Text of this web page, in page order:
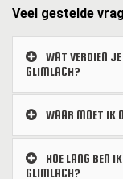
Veel gestelde
WAT VERDIEN
GLIMLACH?
WAAR MOET IK
HOE LANG BEN
GLIMLACH?